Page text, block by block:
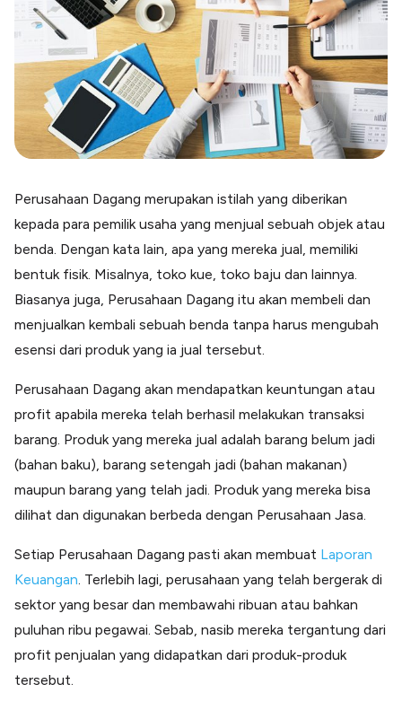
Perusahaan Dagang merupakan istilah yang diberikan
kepada para pemilik usaha yang menjual sebuah objek atau
benda. Dengan kata lain, apa yang mereka jual, memiliki
bentuk fisik. Misalnya, toko kue, toko baju dan lainnya.
Biasanya juga, Perusahaan Dagang itu akan membeli dan
menjualkan kembali sebuah benda tanpa harus mengubah
esensi dari produk yang ia jual tersebut.
Perusahaan Dagang akan mendapatkan keuntungan atau
profit apabila mereka telah berhasil melakukan transaksi
barang. Produk yang mereka jual adalah barang belum jadi
(bahan baku), barang setengah jadi (bahan makanan)
maupun barang yang telah jadi. Produk yang mereka bisa
dilihat dan digunakan berbeda dengan Perusahaan Jasa.
Setiap Perusahaan Dagang pasti akan membuat Laporan
Keuangan. Terlebih lagi, perusahaan yang telah bergerak di
sektor yang besar dan membawahi ribuan atau bahkan
puluhan ribu pegawai. Sebab, nasib mereka tergantung dari
profit penjualan yang didapatkan dari produk-produk
tersebut.